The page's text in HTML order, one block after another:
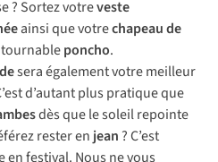
? Sortez votreveste
ainsi que votrechapeau de
poncho.
sera également votre meilleur
d’autant plus pratique que
dès que le soleil repointe
rester en jean? C’est
festival. Nous ne vous